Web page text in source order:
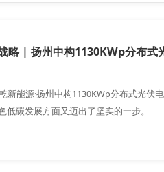
略 | 扬州中构1130KWp分布式
新能源·扬州中构1130KWp分布式光伏
低碳发展方面又迈出了坚实的一步。